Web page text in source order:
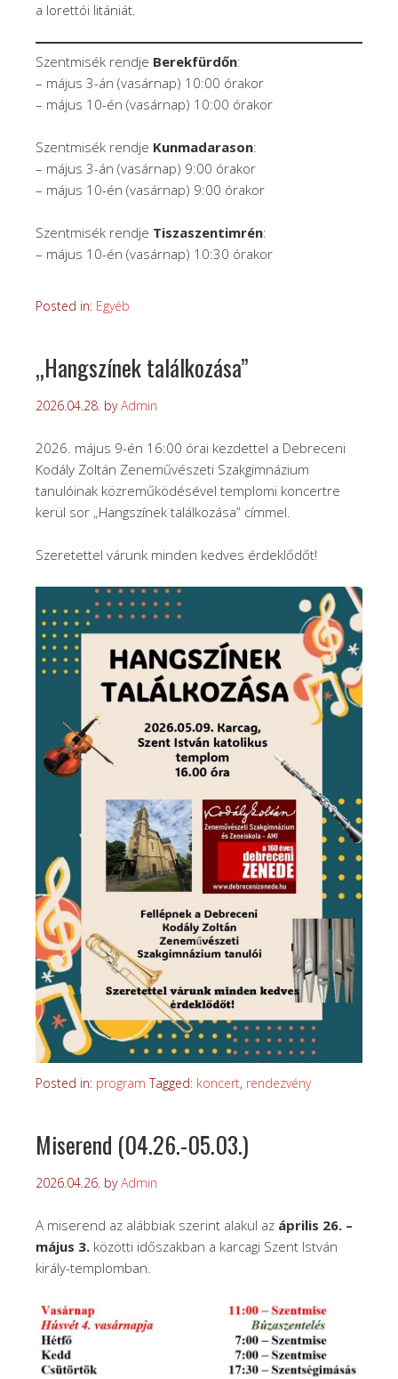
a lorettói litániát.
Szentmisék rendje Berekfürdőn:
– május 3-án (vasárnap) 10:00 órakor
– május 10-én (vasárnap) 10:00 órakor
Szentmisék rendje Kunmadarason:
– május 3-án (vasárnap) 9:00 órakor
– május 10-én (vasárnap) 9:00 órakor
Szentmisék rendje Tiszaszentimrén:
– május 10-én (vasárnap) 10:30 órakor
Posted in: Egyéb
„Hangszínek találkozása”
2026.04.28. byAdmin
2026. május 9-én 16:00 órai kezdettel a Debreceni
Kodály Zoltán Zeneművészeti Szakgimnázium
tanulóinak közreműködésével templomi koncertre
kerül sor „Hangszínek találkozása” címmel.
Szeretettel várunk minden kedves érdeklődőt!
Posted in: program Tagged: koncert, rendezvény
Miserend (04.26.-05.03.)
2026.04.26. byAdmin
A miserend az alábbiak szerint alakul az április 26. –
május 3. közötti időszakban a karcagi Szent István
király-templomban.